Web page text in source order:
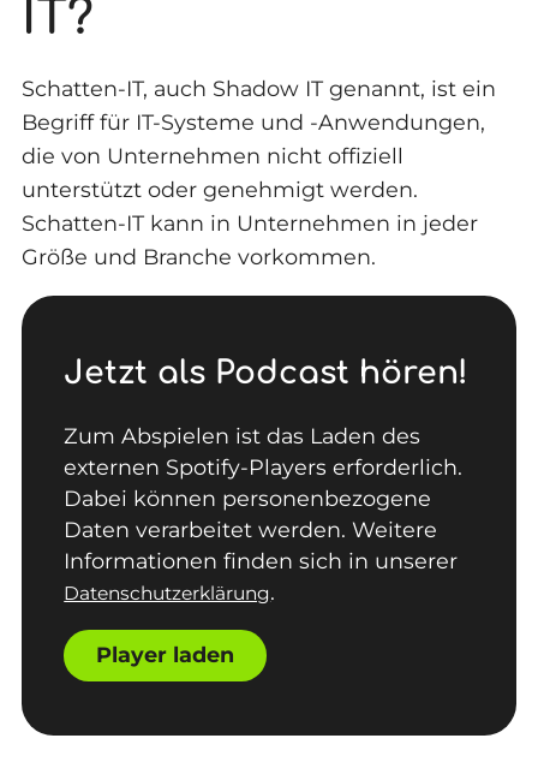
IT?
Schatten-IT, auch Shadow IT genannt, ist ein
Begriff für IT-Systeme und -Anwendungen,
die von Unternehmen nicht offiziell
unterstützt oder genehmigt werden.
Schatten-IT kann in Unternehmen in jeder
Größe und Branche vorkommen.
Jetzt als Podcast hören!
Zum Abspielen ist das Laden des
externen Spotify-Players erforderlich.
Dabei können personenbezogene
Daten verarbeitet werden. Weitere
Informationen finden sich in unserer
Datenschutzerklärung.
Player laden